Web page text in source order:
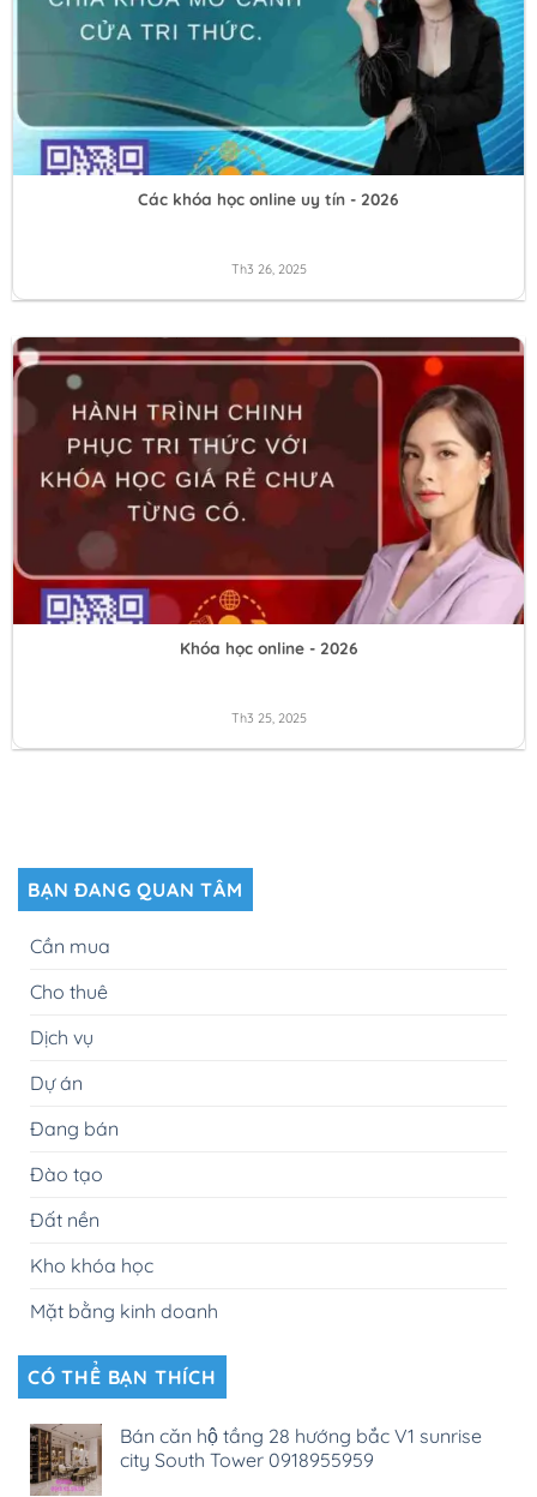
Các khóa học online uy tín - 2026
Th3 26, 2025
Khóa học online - 2026
Th3 25, 2025
BẠN ĐANG QUAN TÂM
Cần mua
Cho thuê
Dịch vụ
Dự án
Đang bán
Đào tạo
Đất nền
Kho khóa học
Mặt bằng kinh doanh
CÓ THỂ BẠN THÍCH
Bán căn hộ tầng 28 hướng bắc V1 sunrise
city South Tower 0918955959